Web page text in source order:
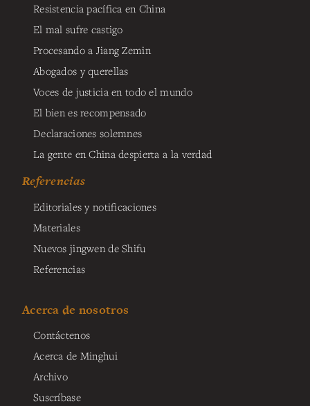
Resistencia pacífica en China
El mal sufre castigo
Procesando a Jiang Zemin
Abogados y querellas
Voces de justicia en todo el mundo
El bien es recompensado
Declaraciones solemnes
La gente en China despierta a la verdad
Referencias
Editoriales y notificaciones
Materiales
Nuevos jingwen de Shifu
Referencias
Acerca de nosotros
Contáctenos
Acerca de Minghui
Archivo
Suscríbase